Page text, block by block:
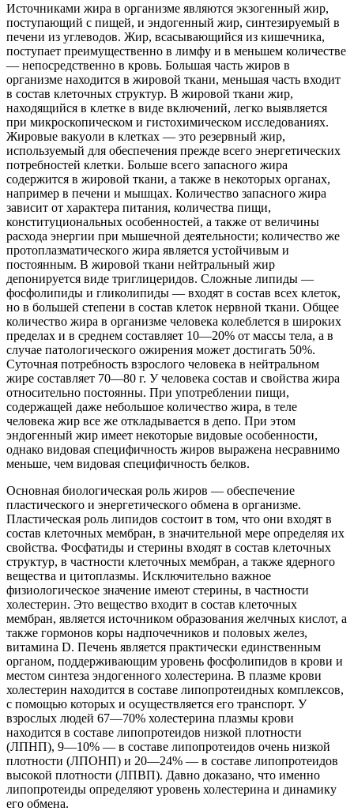
Источниками жира в организме являются экзогенный жир,
поступающий с пищей, и эндогенный жир, синтезируемый в
печени из углеводов. Жир, всасывающийся из кишечника,
поступает преимущественно в лимфу и в меньшем количестве
— непосредственно в кровь. Большая часть жиров в
организме находится в жировой ткани, меньшая часть входит
в состав клеточных структур. В жировой ткани жир,
находящийся в клетке в виде включений, легко выявляется
при микроскопическом и гистохимическом исследованиях.
Жировые вакуоли в клетках — это резервный жир,
используемый для обеспечения прежде всего энергетических
потребностей клетки. Больше всего запасного жира
содержится в жировой ткани, а также в некоторых органах,
например в печени и мышцах. Количество запасного жира
зависит от характера питания, количества пищи,
конституциональных особенностей, а также от величины
расхода энергии при мышечной деятельности; количество же
протоплазматического жира является устойчивым и
постоянным. В жировой ткани нейтральный жир
депонируется виде триглицеридов. Сложные липиды —
фосфолипиды и гликолипиды — входят в состав всех клеток,
но в большей степени в состав клеток нервной ткани. Общее
количество жира в организме человека колеблется в широких
пределах и в среднем составляет 10—20% от массы тела, а в
случае патологического ожирения может достигать 50%.
Суточная потребность взрослого человека в нейтральном
жире составляет 70—80 г. У человека состав и свойства жира
относительно постоянны. При употреблении пищи,
содержащей даже небольшое количество жира, в теле
человека жир все же откладывается в депо. При этом
эндогенный жир имеет некоторые видовые особенности,
однако видовая специфичность жиров выражена несравнимо
меньше, чем видовая специфичность белков.
Основная биологическая роль жиров — обеспечение
пластического и энергетического обмена в организме.
Пластическая роль липидов состоит в том, что они входят в
состав клеточных мембран, в значительной мере определяя их
свойства. Фосфатиды и стерины входят в состав клеточных
структур, в частности клеточных мембран, а также ядерного
вещества и цитоплазмы. Исключительно важное
физиологическое значение имеют стерины, в частности
холестерин. Это вещество входит в состав клеточных
мембран, является источником образования желчных кислот, а
также гормонов коры надпочечников и половых желез,
витамина D. Печень является практически единственным
органом, поддерживающим уровень фосфолипидов в крови и
местом синтеза эндогенного холестерина. В плазме крови
холестерин находится в составе липопротеидных комплексов,
с помощью которых и осуществляется его транспорт. У
взрослых людей 67—70% холестерина плазмы крови
находится в составе липопротеидов низкой плотности
(ЛПНП), 9—10% — в составе липопротеидов очень низкой
плотности (ЛПОНП) и 20—24% — в составе липопротеидов
высокой плотности (ЛПВП). Давно доказано, что именно
липопротеиды определяют уровень холестерина и динамику
его обмена.